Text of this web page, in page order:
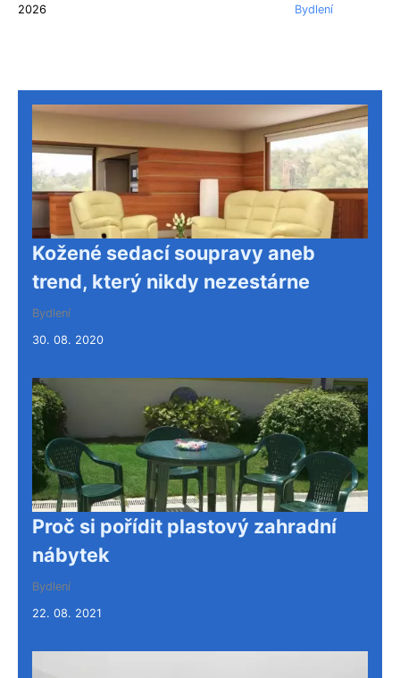
2026 Bydlení
Kožené sedací soupravy aneb
trend, který nikdy nezestárne
Bydlení
30. 08. 2020
Proč si pořídit plastový zahradní
nábytek
Bydlení
22. 08. 2021